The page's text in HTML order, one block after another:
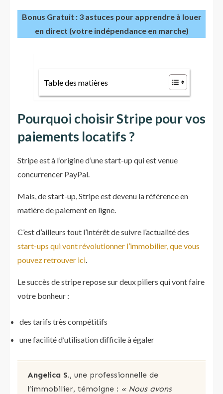
Bonus Gratuit : 3 astuces pour apprendre à louer
en direct (votre indépendance en marche)
Table des matières
Pourquoi choisir Stripe pour vos
paiements locatifs ?
Stripe est à l’origine d’une start-up qui est venue
concurrencer PayPal.
Mais, de start-up, Stripe est devenu la référence en
matière de paiement en ligne.
C’est d’ailleurs tout l’intérêt de suivre l’actualité des
start-ups qui vont révolutionner l’immobilier, que vous
pouvez retrouver ici.
Le succès de stripe repose sur deux piliers qui vont faire
votre bonheur :
des tarifs très compétitifs
une facilité d’utilisation difficile à égaler
Angelica S., une professionnelle de
l’immobilier, témoigne : « Nous avons